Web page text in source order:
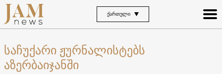
ᲥᲐᲠᲗᲣᲚᲘ
საჩუქარი ჟურნალისტებს
აზერბაიჯანში